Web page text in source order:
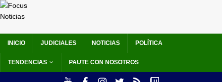
INICIO JUDICIALES NOTICIAS POLÍTICA
TENDENCIAS PAUTE CON NOSOTROS